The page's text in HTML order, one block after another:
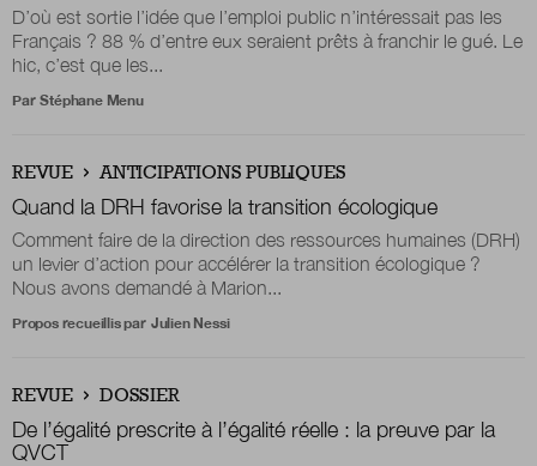
Renseignez votre email afin de suivre l'actualité
de la transformation publique.
Nous suivre sur Twittersur LinkedIn
sur
D’où est sortie l’idée que l’emploi public n’intéressait pas les
Français ? 88 % d’entre eux seraient prêts à franchir le gué. Le
hic, c’est que les...
Par Stéphane Menu
REVUE ANTICIPATIONS PUBLIQUES
Quand la DRH favorise la transition écologique
Comment faire de la direction des ressources humaines (DRH)
un levier d’action pour accélérer la transition écologique ?
Nous avons demandé à Marion...
Propos recueillis par Julien Nessi
REVUE DOSSIER
De l’égalité prescrite à l’égalité réelle : la preuve par la
QVCT